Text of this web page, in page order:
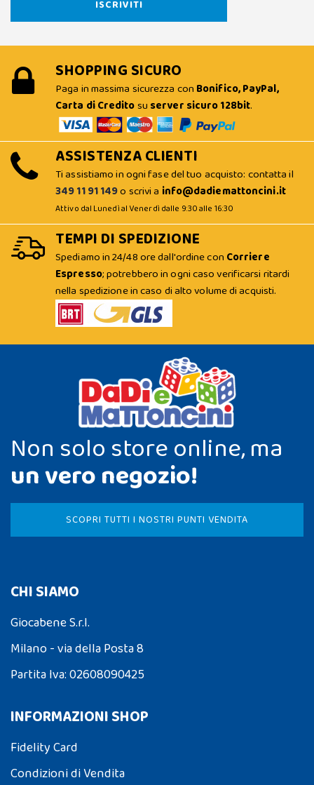
SHOPPING SICURO
Paga in massima sicurezza con Bonifico, PayPal,
Carta di Creditosu server sicuro 128bit.
ASSISTENZA CLIENTI
Ti assistiamo in ogni fase del tuo acquisto: contatta il
349 11 91 149o scrivi a info@dadiemattoncini.it
Attivo dal Lunedì al Venerdì dalle 9:30 alle 16:30
TEMPI DI SPEDIZIONE
Spediamo in 24/48 ore dall'ordine con Corriere
Espresso; potrebbero in ogni caso verificarsi ritardi
nella spedizione in caso di alto volume di acquisti.
Non solo store online, ma
un vero negozio!
SCOPRI TUTTI I NOSTRI PUNTI VENDITA
CHI SIAMO
Giocabene S.r.l.
Milano - via della Posta 8
Partita Iva: 02608090425
INFORMAZIONI SHOP
Fidelity Card
Condizioni di Vendita